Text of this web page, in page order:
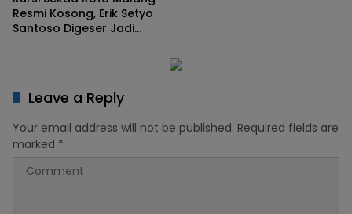
Resmi Kosong, Erik Setyo
Santoso Digeser Jadi
Leave a Reply
Your email address will not be published. Required fields are
marked *